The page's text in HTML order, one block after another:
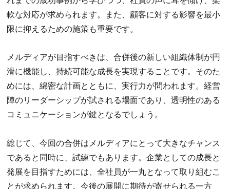
軟な対応が求められます。また、顧客に対する影響を最小
限に抑えるための施策も重要です。
メルディアが目指すべきは、合併後の新しい組織体制が円
滑に機能し、持続可能な成長を実現することです。そのた
めには、綿密な計画とともに、実行力が問われます。経営
陣のリーダーシップが試される場面であり、透明性のある
コミュニケーションが鍵となるでしょう。
総じて、今回の合併はメルディアにとって大きなチャンス
であると同時に、試練でもあります。企業としての成長と
発展を目指すためには、全社員が一丸となって取り組むこ
とが求められます。今後の展開に期待が寄せられる一方